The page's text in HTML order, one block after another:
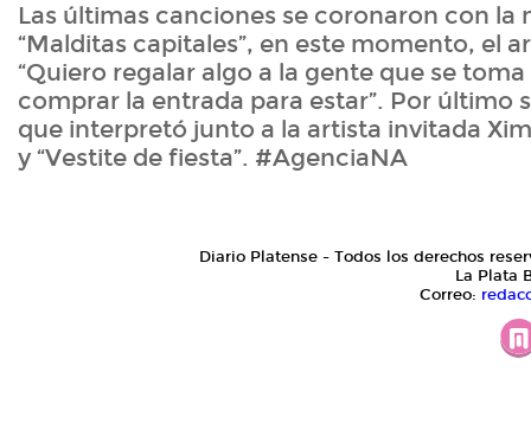
Las últimas canciones se coronaron con la
“Malditas capitales”, en este momento, el
“Quiero regalar algo a la gente que se
comprar la entrada para estar”. Por último
que interpretó junto a la artista invitada
y “Vestite de fiesta”. #AgenciaNA
Diario Platense - Todos los derechos
La Plata
Correo: